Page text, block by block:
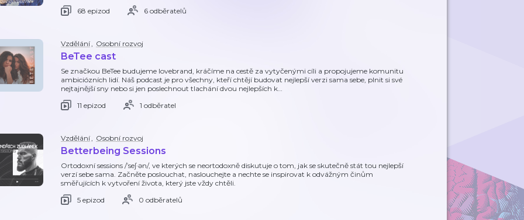
68 epizod
6 odběratelů
Vzdělání, Osobní rozvoj
BeTee cast
Se značkou BeTee budujeme lovebrand, kráčíme na cestě za vytyčenými cíli a propojujeme komunitu
ambiciózních lidí. Náš podcast je pro všechny, kteří chtějí budovat nejlepší verzi sama sebe, plnit si své
nejtajnější sny nebo si jen poslechnout tlachání dvou nejlepších k…
11 epizod
1 odběratel
Vzdělání, Osobní rozvoj
Betterbeing Sessions
Ortodoxní sessions /ˈseʃ·ən/, ve kterých se neortodoxně diskutuje o tom, jak se skutečně stát tou nejlepší
verzí sebe sama. Začněte poslouchat, naslouchejte a nechte se inspirovat k odvážným činům
směřujících k vytvoření života, který jste vždy chtěli.
5 epizod
0 odběratelů